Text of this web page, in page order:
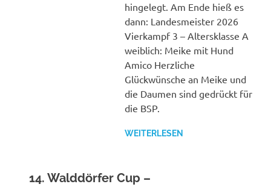
hingelegt. Am Ende hieß es
dann: Landesmeister 2026
Vierkampf 3 – Altersklasse A
weiblich: Meike mit Hund
Amico Herzliche
Glückwünsche an Meike und
die Daumen sind gedrückt für
die BSP.
WEITERLESEN
14. Walddörfer Cup –